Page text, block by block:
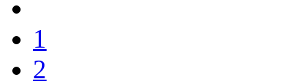
1
2